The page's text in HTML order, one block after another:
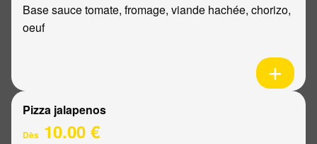
Base sauce tomate, fromage, viande hachée, chorizo,
oeuf
Pizza jalapenos
Dès 10.00 €